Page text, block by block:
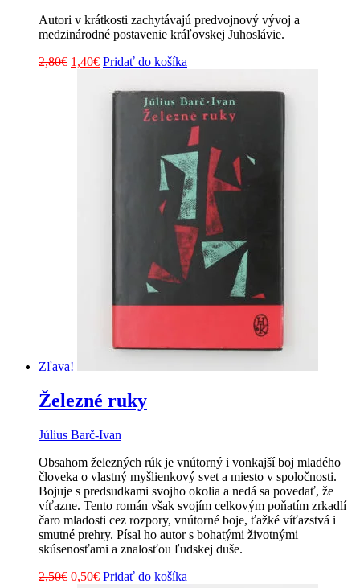
Autori v krátkosti zachytávajú predvojnový vývoj a
medzinárodné postavenie kráľovskej Juhoslávie.
2,80€ Pôvodná
1,40€Aktuálna
Pridať do košíka
Zľava!
Železné ruky
Július Barč-Ivan
Obsahom železných rúk je vnútorný i vonkajší boj mladého
človeka o vlastný myšlienkový svet a miesto v spoločnosti.
Bojuje s predsudkami svojho okolia a nedá sa povedať, že
víťazne. Tento román však svojím celkovým poňatím zrkadlí
čaro mladosti cez rozpory, vnútorné boje, ťažké víťazstvá i
smutné prehry. Písal ho autor s bohatými životnými
skúsenosťami a znalosťou ľudskej duše.
2,50€ Pôvodná
0,50€Aktuálna
Pridať do košíka